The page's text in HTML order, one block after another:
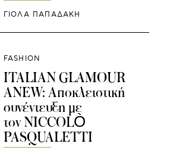
ΓΙΌΛΑ ΠΑΠΑΔΆΚΗ
FASHION
ITALIAN GLAMOUR
ANEW: Αποκλειστική
συνέντευξη με
τον NICCOLÒ
PASQUALETTI